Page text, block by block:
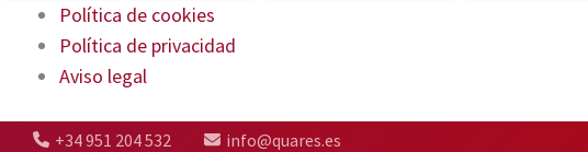
Política de cookies
Política de privacidad
Aviso legal
+34 951 204 532 info@quares.es